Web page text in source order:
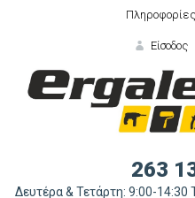
Πληροφορίες
Είσοδος
263
Δευτέρα & Τετάρτη: 9:00-14:30